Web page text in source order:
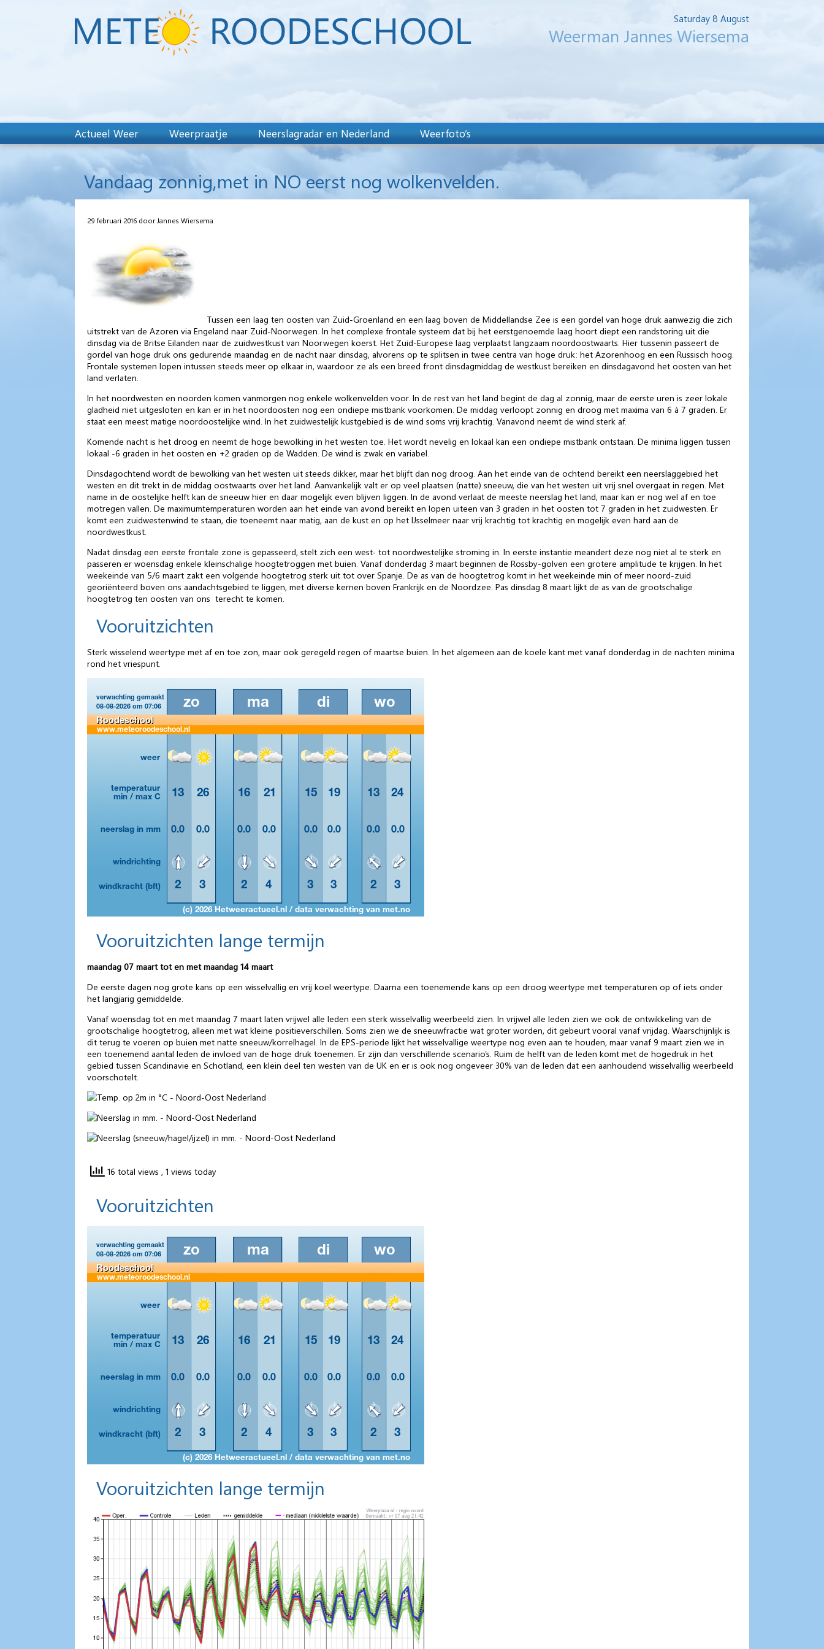
Saturday 8 August
Weerman Jannes Wiersema
Actueel Weer Weerpraatje Neerslagradar en Nederland Weerfoto’s
Vandaag zonnig,met in NO eerst nog wolkenvelden.
29 februari 2016 door Jannes Wiersema
Tussen een laag ten oosten van Zuid-Groenland en een laag boven de Middellandse Zee is een gordel van hoge druk aanwezig die zich
uitstrekt van de Azoren via Engeland naar Zuid-Noorwegen. In het complexe frontale systeem dat bij het eerstgenoemde laag hoort diept een randstoring uit die
dinsdag via de Britse Eilanden naar de zuidwestkust van Noorwegen koerst. Het Zuid-Europese laag verplaatst langzaam noordoostwaarts. Hier tussenin passeert de
gordel van hoge druk ons gedurende maandag en de nacht naar dinsdag, alvorens op te splitsen in twee centra van hoge druk: het Azorenhoog en een Russisch hoog.
Frontale systemen lopen intussen steeds meer op elkaar in, waardoor ze als een breed front dinsdagmiddag de westkust bereiken en dinsdagavond het oosten van het
land verlaten.
In het noordwesten en noorden komen vanmorgen nog enkele wolkenvelden voor. In de rest van het land begint de dag al zonnig, maar de eerste uren is zeer lokale
gladheid niet uitgesloten en kan er in het noordoosten nog een ondiepe mistbank voorkomen. De middag verloopt zonnig en droog met maxima van 6 à 7 graden. Er
staat een meest matige noordoostelijke wind. In het zuidwestelijk kustgebied is de wind soms vrij krachtig. Vanavond neemt de wind sterk af.
Komende nacht is het droog en neemt de hoge bewolking in het westen toe. Het wordt nevelig en lokaal kan een ondiepe mistbank ontstaan. De minima liggen tussen
lokaal -6 graden in het oosten en +2 graden op de Wadden. De wind is zwak en variabel.
Dinsdagochtend wordt de bewolking van het westen uit steeds dikker, maar het blijft dan nog droog. Aan het einde van de ochtend bereikt een neerslaggebied het
westen en dit trekt in de middag oostwaarts over het land. Aanvankelijk valt er op veel plaatsen (natte) sneeuw, die van het westen uit vrij snel overgaat in regen. Met
name in de oostelijke helft kan de sneeuw hier en daar mogelijk even blijven liggen. In de avond verlaat de meeste neerslag het land, maar kan er nog wel af en toe
motregen vallen. De maximumtemperaturen worden aan het einde van avond bereikt en lopen uiteen van 3 graden in het oosten tot 7 graden in het zuidwesten. Er
komt een zuidwestenwind te staan, die toeneemt naar matig, aan de kust en op het IJsselmeer naar vrij krachtig tot krachtig en mogelijk even hard aan de
noordwestkust.
Nadat dinsdag een eerste frontale zone is gepasseerd, stelt zich een west- tot noordwestelijke stroming in. In eerste instantie meandert deze nog niet al te sterk en
passeren er woensdag enkele kleinschalige hoogtetroggen met buien. Vanaf donderdag 3 maart beginnen de Rossby-golven een grotere amplitude te krijgen. In het
weekeinde van 5/6 maart zakt een volgende hoogtetrog sterk uit tot over Spanje. De as van de hoogtetrog komt in het weekeinde min of meer noord-zuid
georiënteerd boven ons aandachtsgebied te liggen, met diverse kernen boven Frankrijk en de Noordzee. Pas dinsdag 8 maart lijkt de as van de grootschalige
hoogtetrog ten oosten van ons terecht te komen.
Vooruitzichten
Sterk wisselend weertype met af en toe zon, maar ook geregeld regen of maartse buien. In het algemeen aan de koele kant met vanaf donderdag in de nachten minima
rond het vriespunt.
Vooruitzichten lange termijn
maandag 07 maart tot en met maandag 14 maart
De eerste dagen nog grote kans op een wisselvallig en vrij koel weertype. Daarna een toenemende kans op een droog weertype met temperaturen op of iets onder
het langjarig gemiddelde.
Vanaf woensdag tot en met maandag 7 maart laten vrijwel alle leden een sterk wisselvallig weerbeeld zien. In vrijwel alle leden zien we ook de ontwikkeling van de
grootschalige hoogtetrog, alleen met wat kleine positieverschillen. Soms zien we de sneeuwfractie wat groter worden, dit gebeurt vooral vanaf vrijdag. Waarschijnlijk is
dit terug te voeren op buien met natte sneeuw/korrelhagel. In de EPS-periode lijkt het wisselvallige weertype nog even aan te houden, maar vanaf 9 maart zien we in
een toenemend aantal leden de invloed van de hoge druk toenemen. Er zijn dan verschillende scenario’s. Ruim de helft van de leden komt met de hogedruk in het
gebied tussen Scandinavie en Schotland, een klein deel ten westen van de UK en er is ook nog ongeveer 30% van de leden dat een aanhoudend wisselvallig weerbeeld
voorschotelt.
16 total views , 1 views today
Vooruitzichten
Vooruitzichten lange termijn